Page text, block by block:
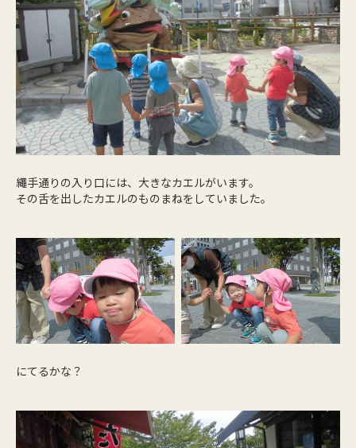
繩手通りの入り口には、大きなカエルがいます。
その舌を出したカエルのものまねをしていました。
にてるかな？